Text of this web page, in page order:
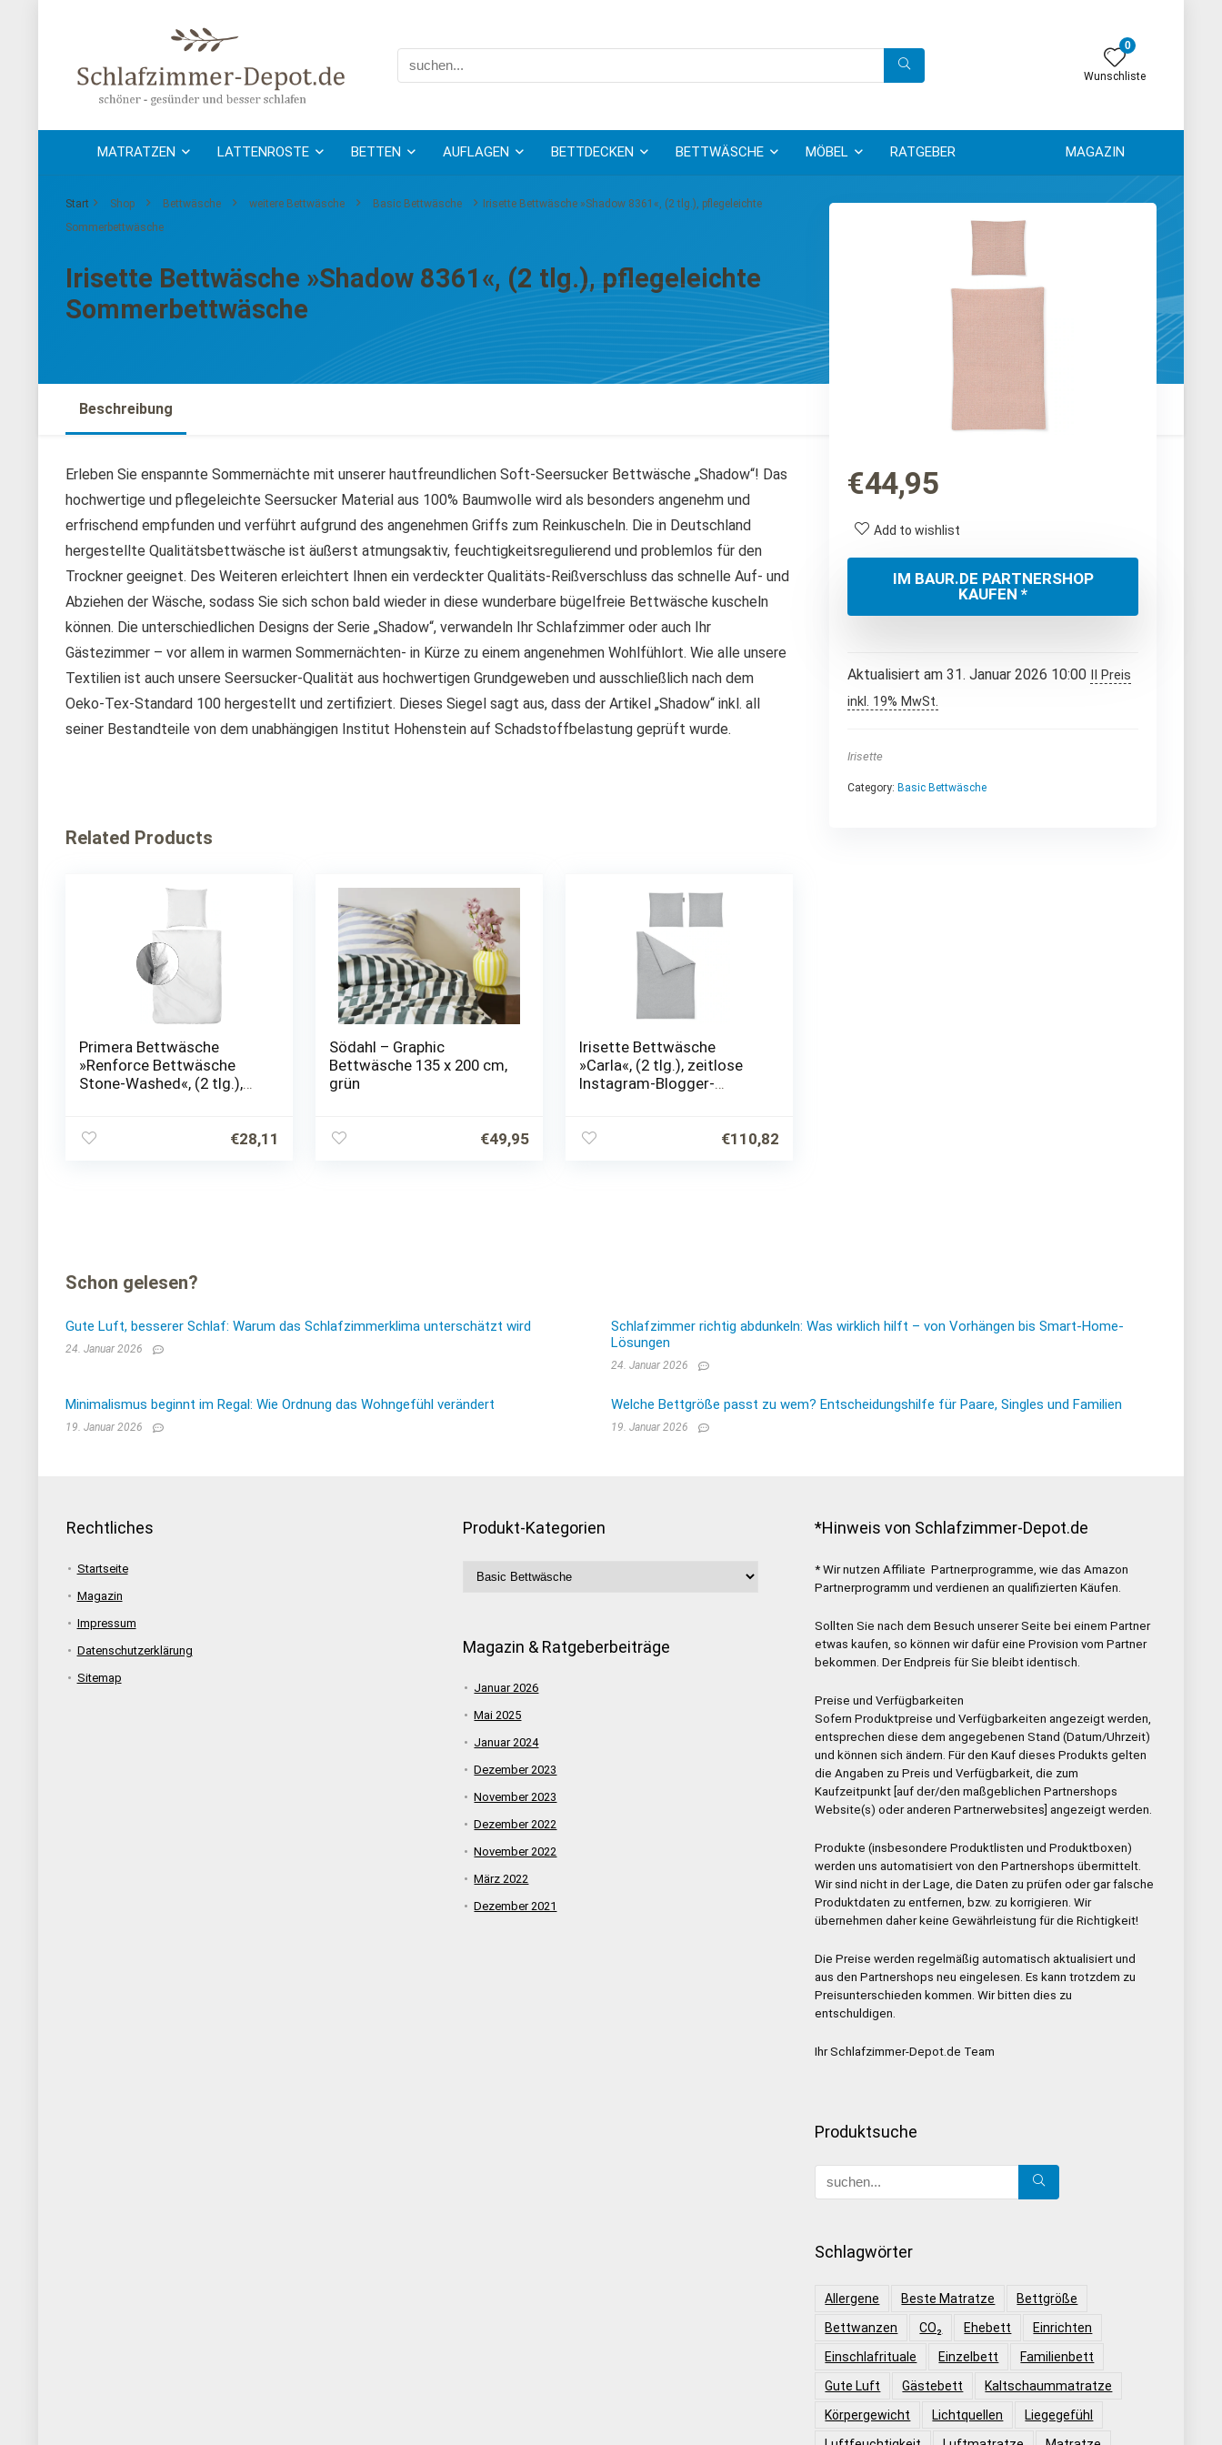
0
Wunschliste
MATRATZEN LATTENROSTE BETTEN AUFLAGEN BETTDECKEN BETTWÄSCHE MÖBEL RATGEBER MAGAZIN
Start Shop Bettwäsche weitere Bettwäsche Basic Bettwäsche
Irisette Bettwäsche »Shadow 8361«, (2 tlg.), pflegeleichte
Sommerbettwäsche
Irisette Bettwäsche »Shadow 8361«, (2 tlg.), pflegeleichte
Sommerbettwäsche
€44,95
Add to wishlist
IM BAUR.DE PARTNERSHOP
KAUFEN *
Aktualisiert am 31. Januar 2026 10:00
II Preis
inkl. 19% MwSt.
Irisette
Category: Basic Bettwäsche
Beschreibung
Erleben Sie enspannte Sommernächte mit unserer hautfreundlichen Soft-Seersucker Bettwäsche „Shadow“! Das
hochwertige und pflegeleichte Seersucker Material aus 100% Baumwolle wird als besonders angenehm und
erfrischend empfunden und verführt aufgrund des angenehmen Griffs zum Reinkuscheln. Die in Deutschland
hergestellte Qualitätsbettwäsche ist äußerst atmungsaktiv, feuchtigkeitsregulierend und problemlos für den
Trockner geeignet. Des Weiteren erleichtert Ihnen ein verdeckter Qualitäts-Reißverschluss das schnelle Auf- und
Abziehen der Wäsche, sodass Sie sich schon bald wieder in diese wunderbare bügelfreie Bettwäsche kuscheln
können. Die unterschiedlichen Designs der Serie „Shadow“, verwandeln Ihr Schlafzimmer oder auch Ihr
Gästezimmer – vor allem in warmen Sommernächten- in Kürze zu einem angenehmen Wohlfühlort. Wie alle unsere
Textilien ist auch unsere Seersucker-Qualität aus hochwertigen Grundgeweben und ausschließlich nach dem
Oeko-Tex-Standard 100 hergestellt und zertifiziert. Dieses Siegel sagt aus, dass der Artikel „Shadow“ inkl. all
seiner Bestandteile von dem unabhängigen Institut Hohenstein auf Schadstoffbelastung geprüft wurde.
Related Products
Primera Bettwäsche
»Renforce Bettwäsche
Stone-Washed«, (2 tlg.),
€28,11
Södahl – Graphic
Bettwäsche 135 x 200 cm,
grün
€49,95
Irisette Bettwäsche
»Carla«, (2 tlg.), zeitlose
Instagram-Blogger-
€110,82
Schon gelesen?
Gute Luft, besserer Schlaf: Warum das Schlafzimmerklima unterschätzt wird
24. Januar 2026
Schlafzimmer richtig abdunkeln: Was wirklich hilft – von Vorhängen bis Smart-Home-
Lösungen
24. Januar 2026
Minimalismus beginnt im Regal: Wie Ordnung das Wohngefühl verändert
19. Januar 2026
Welche Bettgröße passt zu wem? Entscheidungshilfe für Paare, Singles und Familien
19. Januar 2026
Rechtliches
Startseite
Magazin
Impressum
Datenschutzerklärung
Sitemap
Produkt-Kategorien
Magazin & Ratgeberbeiträge
Januar 2026
Mai 2025
Januar 2024
Dezember 2023
November 2023
Dezember 2022
November 2022
März 2022
Dezember 2021
*Hinweis von Schlafzimmer-Depot.de
* Wir nutzen Affiliate Partnerprogramme, wie das Amazon
Partnerprogramm und verdienen an qualifizierten Käufen.
Sollten Sie nach dem Besuch unserer Seite bei einem Partner
etwas kaufen, so können wir dafür eine Provision vom Partner
bekommen. Der Endpreis für Sie bleibt identisch.
Preise und Verfügbarkeiten
Sofern Produktpreise und Verfügbarkeiten angezeigt werden,
entsprechen diese dem angegebenen Stand (Datum/Uhrzeit)
und können sich ändern. Für den Kauf dieses Produkts gelten
die Angaben zu Preis und Verfügbarkeit, die zum
Kaufzeitpunkt [auf der/den maßgeblichen Partnershops
Website(s) oder anderen Partnerwebsites] angezeigt werden.
Produkte (insbesondere Produktlisten und Produktboxen)
werden uns automatisiert von den Partnershops übermittelt.
Wir sind nicht in der Lage, die Daten zu prüfen oder gar falsche
Produktdaten zu entfernen, bzw. zu korrigieren. Wir
übernehmen daher keine Gewährleistung für die Richtigkeit!
Die Preise werden regelmäßig automatisch aktualisiert und
aus den Partnershops neu eingelesen. Es kann trotzdem zu
Preisunterschieden kommen. Wir bitten dies zu
entschuldigen.
Ihr Schlafzimmer-Depot.de Team
Produktsuche
Schlagwörter
Allergene Beste Matratze
Bettgröße
Bettwanzen
CO₂ Ehebett
Einrichten
Einschlafrituale
Einzelbett
Familienbett
Gute Luft
Gästebett
Kaltschaummatratze
Körpergewicht
Lichtquellen
Liegegefühl